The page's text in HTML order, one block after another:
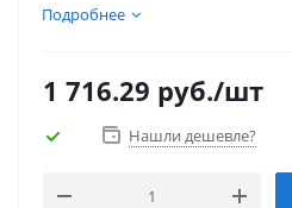
Подробнее
1 716.29 руб./шт
Нашли дешевле?